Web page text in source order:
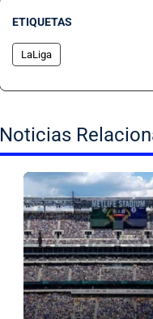
ETIQUETAS
LaLiga
Noticias